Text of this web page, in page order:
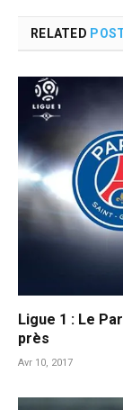
RELATED
Ligue 1 : Le
près
Avr 10, 2017